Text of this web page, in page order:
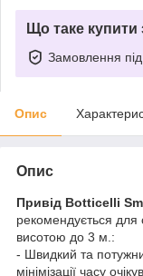
Що таке
Замовлення
Опис
Опис
Привід Botticelli
рекомендується
висотою до 3 м.:
- Швидкий та
мінімізації часу